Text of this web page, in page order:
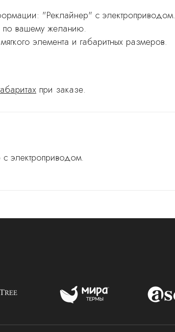
"Реклайнер" с электроприводом.
по вашему желанию.
элемента и габаритных размеров.
при заказе.
с электроприводом.